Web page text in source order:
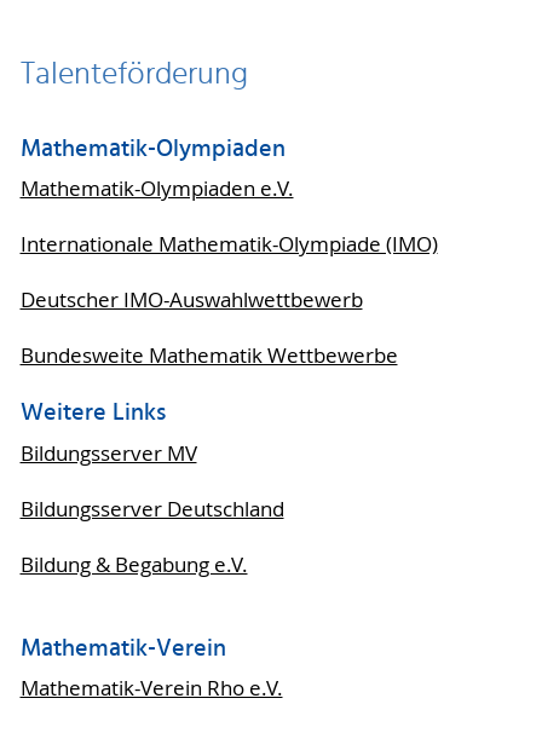
Talenteförderung
Mathematik-Olympiaden
Mathematik-Olympiaden e.V.
Internationale Mathematik-Olympiade (IMO)
Deutscher IMO-Auswahlwettbewerb
Bundesweite Mathematik Wettbewerbe
Weitere Links
Bildungsserver MV
Bildungsserver Deutschland
Bildung & Begabung e.V.
Mathematik-Verein
Mathematik-Verein Rho e.V.